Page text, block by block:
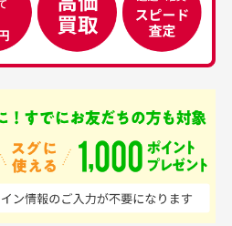
安心して中古ウェア
を買えるお店です
ており商品を大切にして
いる感が伝わってきまし
た 「フロント部分に汚
れあり」と記載ありまし
ます。
なります。
確認及び発送業務は致しておりま
客様ご負担となります。入金確認後
以内をお振込み期限とさせ
た商品が異なっている場合
ない汚れやダメージがある商品